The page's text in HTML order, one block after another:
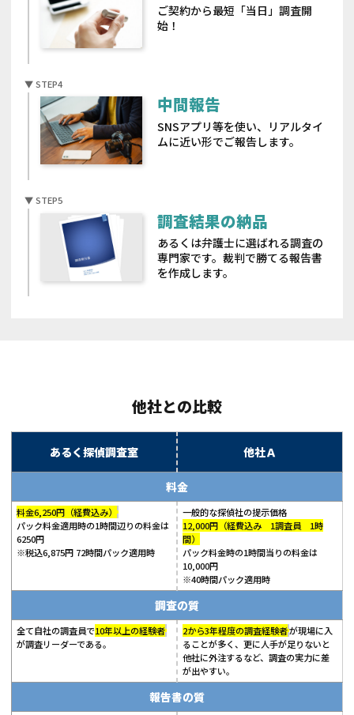
ご契約から最短「当日」調査開
始！
中間報告
SNSアプリ等を使い、リアルタイ
ムに近い形でご報告します。
調査結果の納品
あるくは弁護士に選ばれる調査の
専門家です。裁判で勝てる報告書
を作成します。
他社との比較
あるく探偵調査室 他社Ａ
料金
料金6,250円（経費込み）
パック料金適用時の1時間辺りの料金は
6250円
※税込6,875円 72時間パック適用時
一般的な探偵社の提示価格
12,000円（経費込み 1調査員 1時
間）
パック料金時の1時間当りの料金は
10,000円
※40時間パック適用時
調査の質
全て自社の調査員で10年以上の経験者
が調査リーダーである。
2から3年程度の調査経験者が現場に入
ることが多く、更に人手が足りないと
他社に外注するなど、調査の実力に差
が出やすい。
報告書の質